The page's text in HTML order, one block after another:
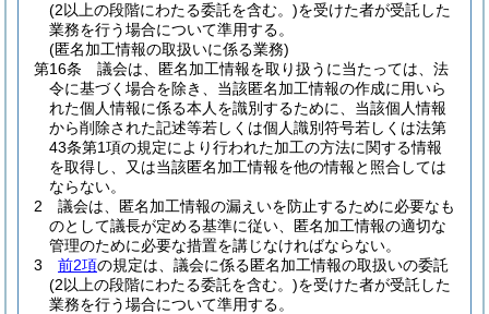
(2以上の段階にわたる委託を含む。)を受けた者が受託した
業務を行う場合について準用する。
(匿名加工情報の取扱いに係る業務)
第16条
議会は、匿名加工情報を取り扱うに当たっては、法
令に基づく場合を除き、当該匿名加工情報の作成に用いら
れた個人情報に係る本人を識別するために、当該個人情報
から削除された記述等若しくは個人識別符号若しくは法第
43条第1項の規定により行われた加工の方法に関する情報
を取得し、又は当該匿名加工情報を他の情報と照合しては
ならない。
2
議会は、匿名加工情報の漏えいを防止するために必要なも
のとして議長が定める基準に従い、匿名加工情報の適切な
管理のために必要な措置を講じなければならない。
3
前2項の規定は、議会に係る匿名加工情報の取扱いの委託
(2以上の段階にわたる委託を含む。)を受けた者が受託した
業務を行う場合について準用する。